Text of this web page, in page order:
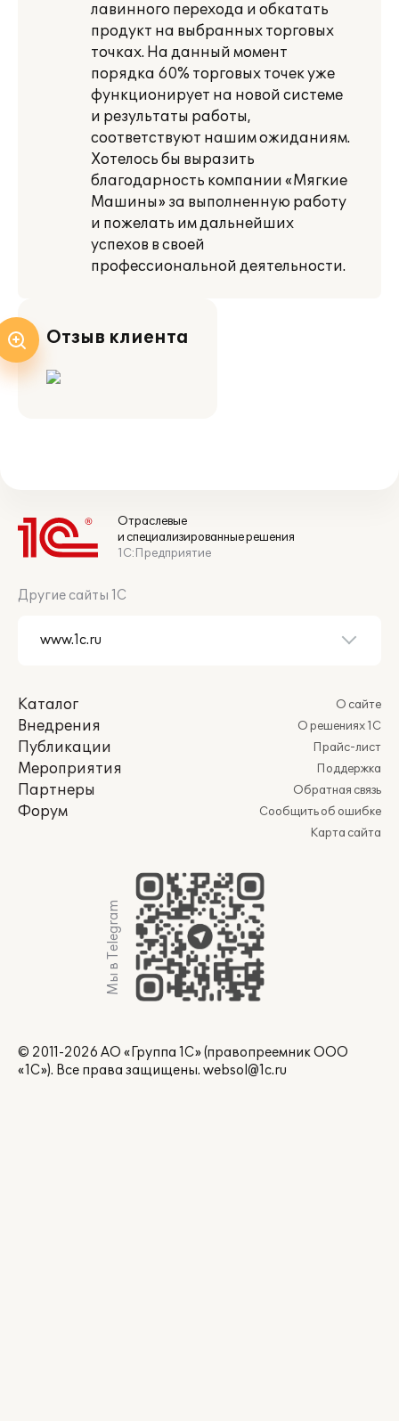
лавинного перехода и обкатать
продукт на выбранных торговых
точках. На данный момент
порядка 60% торговых точек уже
функционирует на новой системе
и результаты работы,
соответствуют нашим ожиданиям.
Хотелось бы выразить
благодарность компании «Мягкие
Машины» за выполненную работу
и пожелать им дальнейших
успехов в своей
профессиональной деятельности.
Отзыв клиента
Отраслевые
и специализированные решения
1С:Предприятие
Другие сайты 1С
Каталог
Внедрения
Публикации
Мероприятия
Партнеры
Форум
О сайте
О решениях 1С
Прайс-лист
Поддержка
Обратная связь
Сообщить об ошибке
Карта сайта
Мы в Telegram
© 2011-2026 АО «Группа 1С» (правопреемник ООО
«1С»). Все права защищены. websol@1c.ru